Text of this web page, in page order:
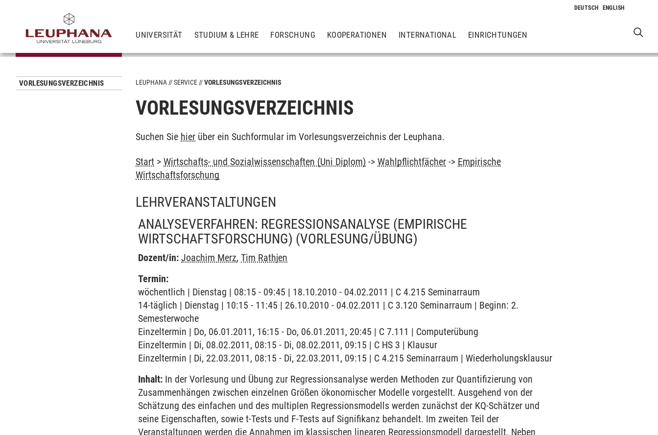
UNIVERSITÄT STUDIUM & LEHRE FORSCHUNG KOOPERATIONEN INTERNATIONAL EINRICHTUNGEN
VORLESUNGSVERZEICHNIS LEUPHANA SERVICE VORLESUNGSVERZEICHNIS
VORLESUNGSVERZEICHNIS
Suchen Sie hier über ein Suchformular im Vorlesungsverzeichnis der Leuphana.
Start >Wirtschafts- und Sozialwissenschaften (Uni Diplom) ->Wahlpflichtfächer -> Empirische
Wirtschaftsforschung
LEHRVERANSTALTUNGEN
ANALYSEVERFAHREN: REGRESSIONSANALYSE (EMPIRISCHE
WIRTSCHAFTSFORSCHUNG) (VORLESUNG/ÜBUNG)
Dozent/in: Joachim Merz,Tim Rathjen
Termin:
wöchentlich | Dienstag | 08:15 - 09:45 | 18.10.2010 - 04.02.2011 | C 4.215 Seminarraum
14-täglich | Dienstag | 10:15 - 11:45 | 26.10.2010 - 04.02.2011 | C 3.120 Seminarraum | Beginn: 2.
Semesterwoche
Einzeltermin | Do, 06.01.2011, 16:15 - Do, 06.01.2011, 20:45 | C 7.111 | Computerübung
Einzeltermin | Di, 08.02.2011, 08:15 - Di, 08.02.2011, 09:15 | C HS 3 | Klausur
Einzeltermin | Di, 22.03.2011, 08:15 - Di, 22.03.2011, 09:15 | C 4.215 Seminarraum | Wiederholungsklausur
Inhalt: In der Vorlesung und Übung zur Regressionsanalyse werden Methoden zur Quantifizierung von
Zusammenhängen zwischen einzelnen Größen ökonomischer Modelle vorgestellt. Ausgehend von der
Schätzung des einfachen und des multiplen Regressionsmodells werden zunächst der KQ-Schätzer und
seine Eigenschaften, sowie t-Tests und F-Tests auf Signifikanz behandelt. Im zweiten Teil der
Veranstaltungen werden die Annahmen im klassischen linearen Regressionsmodell dargestellt. Neben